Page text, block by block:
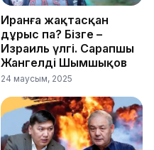
Иранға жақтасқан
дұрыс па? Бізге –
Израиль үлгі. Сарапшы
Жангелді Шымшықов
24 маусым, 2025